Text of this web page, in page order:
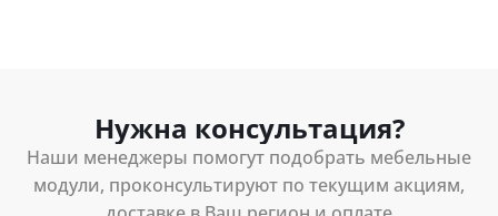
Нужна консультация?
Наши менеджеры помогут подобрать мебельные
модули, проконсультируют по текущим акциям,